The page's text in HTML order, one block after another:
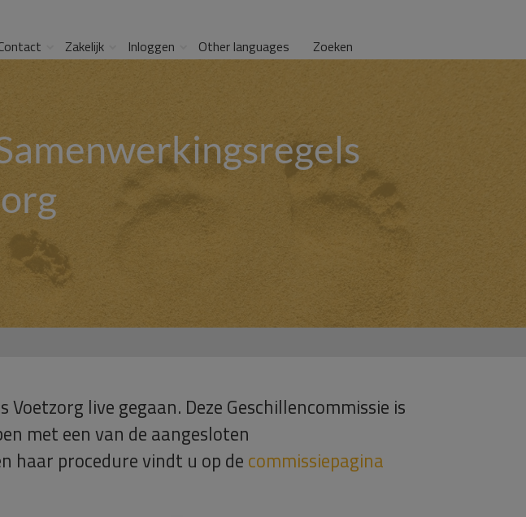
Zakelijk Inloggen Other languages Zoeken
live gegaan. Deze Geschillencommissie is
met een van de aangesloten
haar procedure vindt u op de commissiepagina